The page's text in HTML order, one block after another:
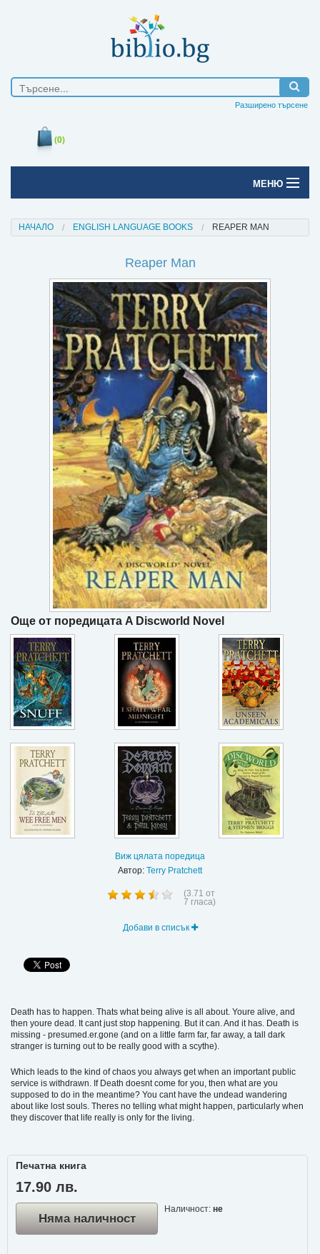
Разширено търсене
(0)
МЕНЮ
Електронни книги
Е-списания
Подаръци
Ваучери
Промоции
Контакти
Вход
Регистрация
НАЧАЛО ENGLISH LANGUAGE BOOKS REAPER MAN
Reaper Man
Още от поредицата A Discworld Novel
Виж цялата поредица
Автор: Terry Pratchett
(3.71 от
7 гласа)
Добави в списък
Death has to happen. Thats what being alive is all about. Youre alive, and
then youre dead. It cant just stop happening. But it can. And it has. Death is
missing - presumed.er.gone (and on a little farm far, far away, a tall dark
stranger is turning out to be really good with a scythe).
Which leads to the kind of chaos you always get when an important public
service is withdrawn. If Death doesnt come for you, then what are you
supposed to do in the meantime? You cant have the undead wandering
about like lost souls. Theres no telling what might happen, particularly when
they discover that life really is only for the living.
Печатна книга
17.90 лв.
Няма наличност
Наличност: не